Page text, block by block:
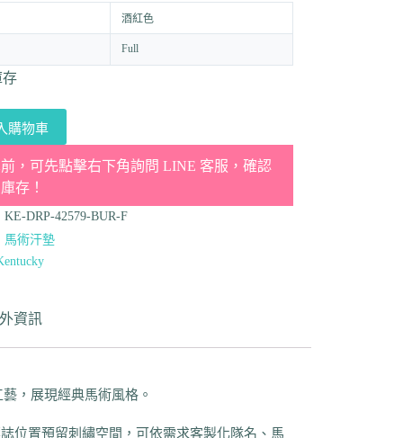
酒紅色
Full
存
購物車
，可先點擊右下角詢問 LINE 客服，確認
存！
KE-DRP-42579-BUR-F
馬術汗墊
資訊
，展現經典馬術風格。
位置預留刺繡空間，可依需求客製化隊名、馬